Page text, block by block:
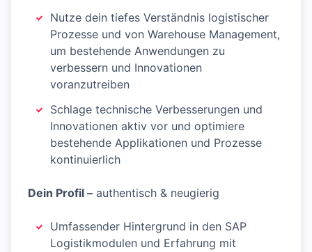
Nutze dein tiefes Verständnis logistischer
Prozesse und von Warehouse Management,
um bestehende Anwendungen zu
verbessern und Innovationen
voranzutreiben
Schlage technische Verbesserungen und
Innovationen aktiv vor und optimiere
bestehende Applikationen und Prozesse
kontinuierlich
Dein Profil – authentisch & neugierig
Umfassender Hintergrund in den SAP
Logistikmodulen und Erfahrung mit